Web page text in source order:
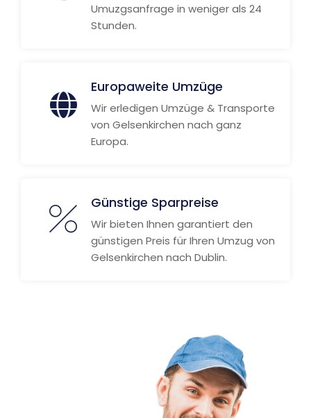
Umuzgsanfrage in weniger als 24
Stunden.
Europaweite Umzüge
Wir erledigen Umzüge & Transporte
von Gelsenkirchen nach ganz
Europa.
Günstige Sparpreise
Wir bieten Ihnen garantiert den
günstigen Preis für Ihren Umzug von
Gelsenkirchen nach Dublin.